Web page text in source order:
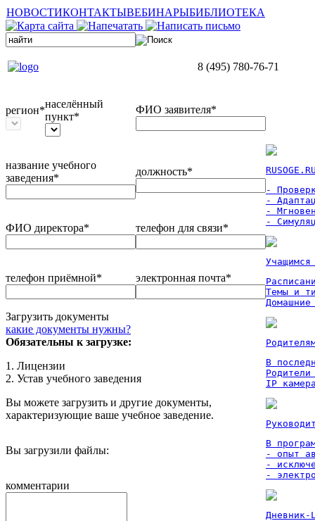
НОВОСТИКОНТАКТЫВЕБИНАРЫБИБЛИОТЕКА
8 (495) 780-76-71
регион*
населённый
пункт*
ФИО заявителя*
название учебного
заведения*
должность*
ФИО директора* телефон для связи*
телефон приёмной* электронная почта*
Загрузить документы
какие документы нужны?
Обязательны к загрузке:
1. Лицензии
2. Устав учебного заведения
Вы можете загрузить и другие документы,
характеризующие ваше учебное заведение.
Вы загрузили файлы:
комментарии
-
-
-
-
Темы и
Домашние
В
IP
В
- опыт
-
-
Дневник-